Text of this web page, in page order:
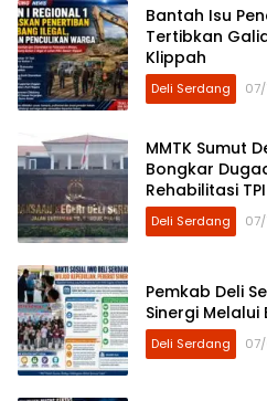
Bantah Isu
Tertibkan
Klippah
Deli Serdang
MMTK Sumut
Bongkar
Rehabilitasi
ASN Berinisial
Bendera
Deli Serdang
Pemkab Deli
Sinergi Melalui
Deli Serdang